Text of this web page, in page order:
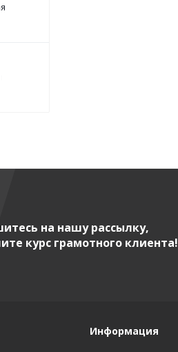
на нашу рассылку,
курс грамотного клиента!
Информация